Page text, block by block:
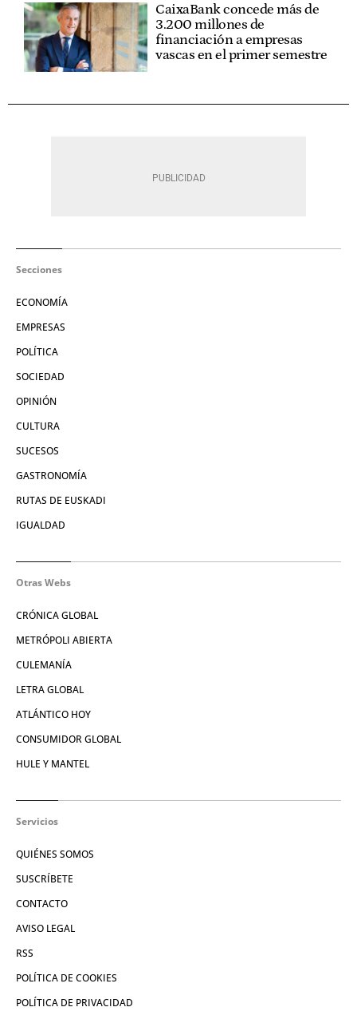
CaixaBank concede más de
3.200 millones de
financiación a empresas
vascas en el primer semestre
Secciones
ECONOMÍA
EMPRESAS
POLÍTICA
SOCIEDAD
OPINIÓN
CULTURA
SUCESOS
GASTRONOMÍA
RUTAS DE EUSKADI
IGUALDAD
Otras Webs
CRÓNICA GLOBAL
METRÓPOLI ABIERTA
CULEMANÍA
LETRA GLOBAL
ATLÁNTICO HOY
CONSUMIDOR GLOBAL
HULE Y MANTEL
Servicios
QUIÉNES SOMOS
SUSCRÍBETE
CONTACTO
AVISO LEGAL
RSS
POLÍTICA DE COOKIES
POLÍTICA DE PRIVACIDAD